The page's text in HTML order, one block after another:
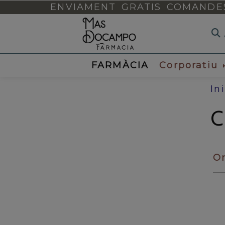
ENVIAMENT GRATIS
FARMÀCIA Corporatiu